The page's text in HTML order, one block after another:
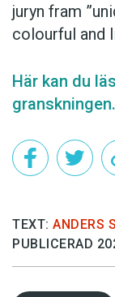
juryn fram
colourful and
Här kan du
granskningen.
TEXT: ANDERS
PUBLICERAD